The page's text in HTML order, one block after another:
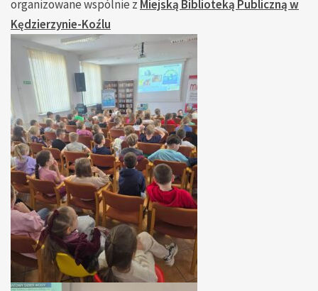
organizowane wspólnie z Miejską Biblioteką Publiczną w
Kędzierzynie-Koźlu